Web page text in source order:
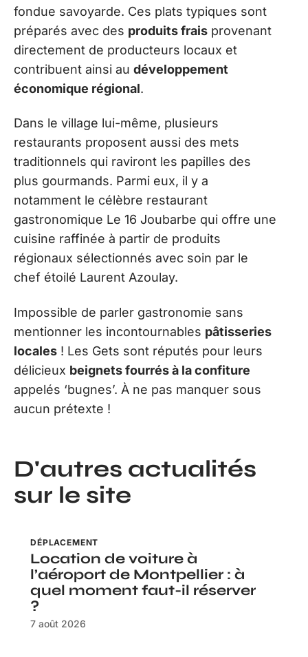
fondue savoyarde. Ces plats typiques sont
préparés avec des produits frais provenant
directement de producteurs locaux et
contribuent ainsi au développement
économique régional.
Dans le village lui-même, plusieurs
restaurants proposent aussi des mets
traditionnels qui raviront les papilles des
plus gourmands. Parmi eux, il y a
notamment le célèbre restaurant
gastronomique Le 16 Joubarbe qui offre une
cuisine raffinée à partir de produits
régionaux sélectionnés avec soin par le
chef étoilé Laurent Azoulay.
Impossible de parler gastronomie sans
mentionner les incontournables pâtisseries
locales ! Les Gets sont réputés pour leurs
délicieux beignets fourrés à la confiture
appelés ‘bugnes’. À ne pas manquer sous
aucun prétexte !
D'autres actualités
sur le site
DÉPLACEMENT
Location de voiture à
l’aéroport de Montpellier : à
quel moment faut-il réserver
?
7 août 2026